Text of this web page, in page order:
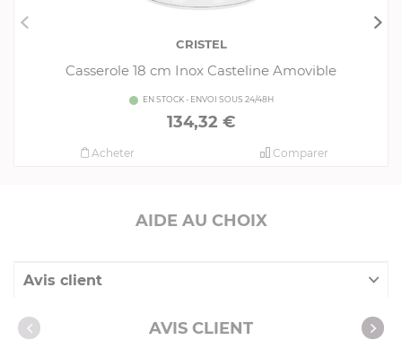
CRISTEL
Casserole 18 cm Inox Casteline Amovible
EN STOCK - ENVOI SOUS 24/48H
134,32 €
Comparer
Acheter
AIDE AU CHOIX
Avis client
Nos clients ont aussi acheté
AVIS CLIENT